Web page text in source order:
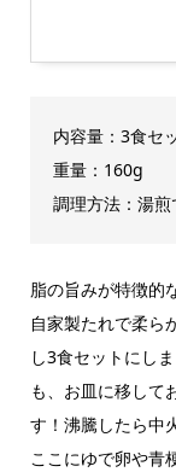
内容量：3食セ
重量：‎160g
調理方法：湯煎
脂の旨みが特徴的
自家製たれで柔ら
し3食セットにしま
も、お皿に移して
す！沸騰したら中
ここにゆで卵や青